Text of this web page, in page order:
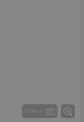
1 от 4